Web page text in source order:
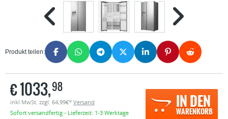
Produkt teilen:
IN DEN
WARENKORB
€1033,98
inkl MwSt. zzgl. 64,99€* Versand
Sofort versandfertig - Lieferzeit: 1-3 Werktage